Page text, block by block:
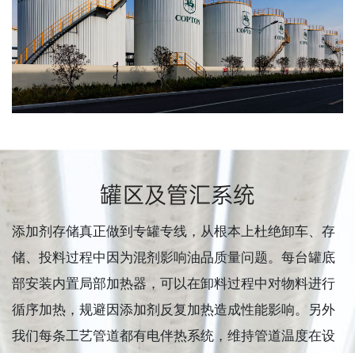
罐区及管汇系统
添加剂存储真正做到专罐专线，从根本上杜绝卸车、存
储、投料过程中因为混剂影响油品质量问题。每台罐底
部安装内置局部加热器，可以在卸料过程中对物料进行
循序加热，规避因添加剂反复加热造成性能影响。另外
我们每条工艺管道都有电伴热系统，维持管道温度在设